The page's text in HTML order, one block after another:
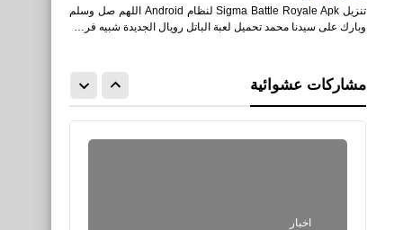
تنزيل Sigma Battle Royale Apk لنظام Android اللهم صل وسلم
وبارك على سيدنا محمد تحميل لعبة الباتل رويال الجديدة شبيه فر…
مشاركات عشوائية
....
Vault - Pic Safe للأيفون
اخبار